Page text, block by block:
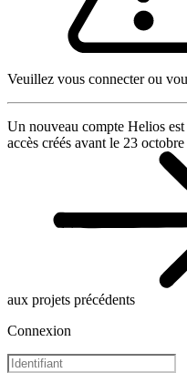
Veuillez vous connecter ou
Un nouveau compte Helios
accès créés avant le 23
aux projets précédents
Connexion